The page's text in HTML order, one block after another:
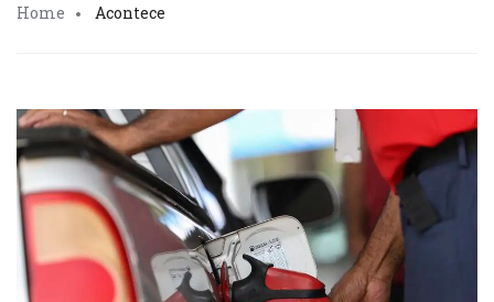
Home Acontece